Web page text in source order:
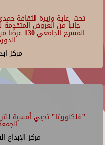
تحت رعاية وزيرة الثقافة
جانبا من العروض
المسرح
مركز
"فلكلوريتا" تحيي أمسية
مركز الإبداع